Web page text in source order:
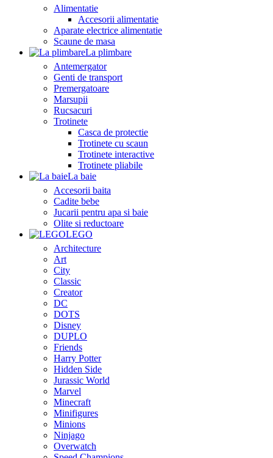
Alimentatie
Accesorii alimentatie
Aparate electrice alimentatie
Scaune de masa
La plimbare
Antemergator
Genti de transport
Premergatoare
Marsupii
Rucsacuri
Trotinete
Casca de protectie
Trotinete cu scaun
Trotinete interactive
Trotinete pliabile
La baie
Accesorii baita
Cadite bebe
Jucarii pentru apa si baie
Olite si reductoare
LEGO
Architecture
Art
City
Classic
Creator
DC
DOTS
Disney
DUPLO
Friends
Harry Potter
Hidden Side
Jurassic World
Marvel
Minecraft
Minifigures
Minions
Ninjago
Overwatch